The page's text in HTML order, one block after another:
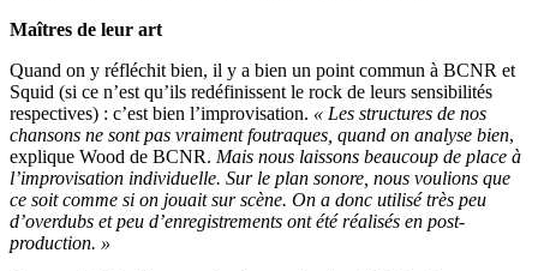
Maîtres de leur art
Quand on y réfléchit bien, il y a bien un point commun à BCNR et
Squid (si ce n’est qu’ils redéfinissent le rock de leurs sensibilités
respectives) : c’est bien l’improvisation. « Les structures de nos
chansons ne sont pas vraiment foutraques, quand on analyse bien,
explique Wood de BCNR. Mais nous laissons beaucoup de place à
l’improvisation individuelle. Sur le plan sonore, nous voulions que
ce soit comme si on jouait sur scène. On a donc utilisé très peu
d’overdubs et peu d’enregistrements ont été réalisés en post-
production. »